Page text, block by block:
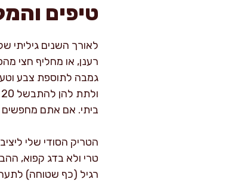
טיפים
לאורך השנים גיליתי
רענן, או מחליף חצי
גמבה לתוספת צבע
ביתי. אם אתם
הטריק הסודי שלי
טרי ולא בדג קפוא,
רגיל (כף שטוחה)